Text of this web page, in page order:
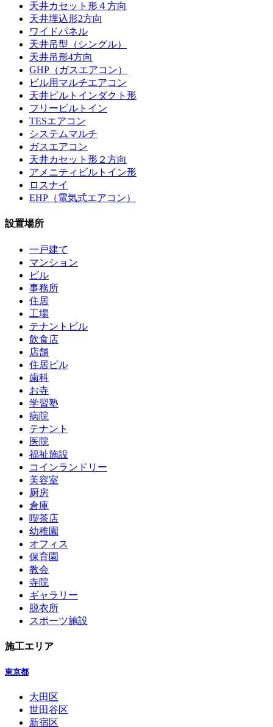
天井カセット形４方向
天井埋込形2方向
ワイドパネル
天井吊型（シングル）
天井吊形4方向
GHP（ガスエアコン）
ビル用マルチエアコン
天井ビルトインダクト形
フリービルトイン
TESエアコン
システムマルチ
ガスエアコン
天井カセット形２方向
アメニティビルトイン形
ロスナイ
EHP（電気式エアコン）
設置場所
一戸建て
マンション
ビル
事務所
住居
工場
テナントビル
飲食店
店舗
住居ビル
歯科
お寺
学習塾
病院
テナント
医院
福祉施設
コインランドリー
美容室
厨房
倉庫
喫茶店
幼稚園
オフィス
保育園
教会
寺院
ギャラリー
脱衣所
スポーツ施設
施工エリア
東京都
大田区
世田谷区
新宿区